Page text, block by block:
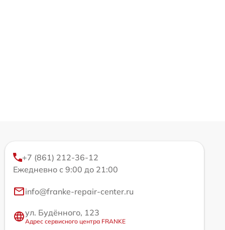
+7 (861) 212-36-12
Ежедневно с 9:00 до 21:00
info@franke-repair-center.ru
ул. Будённого, 123
Адрес сервисного центра FRANKE